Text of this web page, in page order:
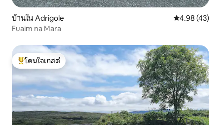
บ้านใน Adrigole คะแนนเฉลี่ย
4.98 (43)
Fuaim na Mara
โดนใจเกสต์ที่สุด
โดนใจเกสต์